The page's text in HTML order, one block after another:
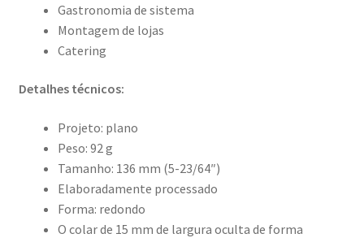
Gastronomia de sistema
Montagem de lojas
Catering
Detalhes técnicos:
Projeto: plano
Peso: 92 g
Tamanho: 136 mm (5-23/64″)
Elaboradamente processado
Forma: redondo
O colar de 15 mm de largura oculta de forma